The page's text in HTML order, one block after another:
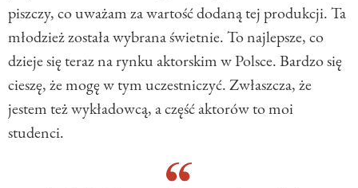
piszczy, co uważam za wartość dodaną tej produkcji. Ta
młodzież została wybrana świetnie. To najlepsze, co
dzieje się teraz na rynku aktorskim w Polsce. Bardzo się
cieszę, że mogę w tym uczestniczyć. Zwłaszcza, że
jestem też wykładowcą, a część aktorów to moi
studenci.